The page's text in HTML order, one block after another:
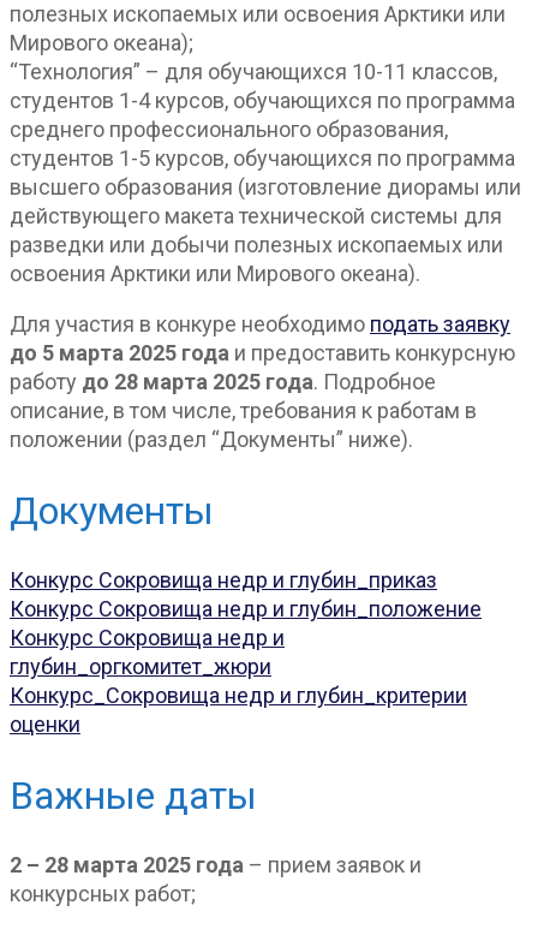
полезных ископаемых или освоения Арктики или
Мирового океана);
“Технология” – для обучающихся 10-11 классов,
студентов 1-4 курсов, обучающихся по программа
среднего профессионального образования,
студентов 1-5 курсов, обучающихся по программа
высшего образования (изготовление диорамы или
действующего макета технической системы для
разведки или добычи полезных ископаемых или
освоения Арктики или Мирового океана).
Для участия в конкуре необходимо подать заявку
до 5 марта 2025 года и предоставить конкурсную
работу до 28 марта 2025 года. Подробное
описание, в том числе, требования к работам в
положении (раздел “Документы” ниже).
Документы
Конкурс Сокровища недр и глубин_приказ
Конкурс Сокровища недр и глубин_положение
Конкурс Сокровища недр и
глубин_оргкомитет_жюри
Конкурс_Сокровища недр и глубин_критерии
оценки
Важные даты
2 – 28 марта 2025 года – прием заявок и
конкурсных работ;